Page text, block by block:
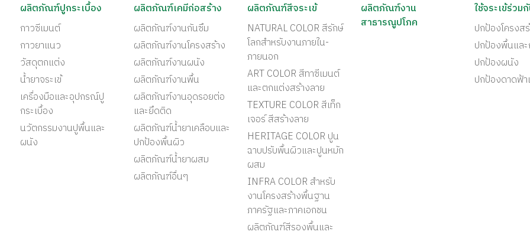
ผลิตภัณฑ์ปูกระเบื้อง
กาวซีเมนต์
กาวยาแนว
วัสดุตกแต่ง
น้ำยาจระเข้
เครื่องมือและอุปกรณ์ปู
กระเบื้อง
นวัตกรรมงานปูพื้นและ
ผนัง
ผลิตภัณฑ์เคมีก่อสร้าง
ผลิตภัณฑ์งานกันซึม
ผลิตภัณฑ์งานโครงสร้าง
ผลิตภัณฑ์งานผนัง
ผลิตภัณฑ์งานพื้น
ผลิตภัณฑ์งานอุดรอยต่อ
และยึดติด
ผลิตภัณฑ์น้ำยาเคลือบและ
ปกป้องพื้นผิว
ผลิตภัณฑ์น้ำยาผสม
ผลิตภัณฑ์อื่นๆ
ผลิตภัณฑ์สีจระเข้
NATURAL COLOR สีรักษ์
โลกสำหรับงานภายใน-
ภายนอก
ART COLOR สีทาซีเมนต์
และตกแต่งสร้างลาย
TEXTURE COLOR สีเท็ก
เจอร์ สีสร้างลาย
HERITAGE COLOR ปูน
ฉาบปรับพื้นผิวและปูนหมัก
ผสม
INFRA COLOR สำหรับ
งานโครงสร้างพื้นฐาน
ภาครัฐและภาคเอกชน
ผลิตภัณฑ์สีรองพื้นและ
ผลิตภัณฑ์งาน
สาธารณูปโภค
ใช้จระเข้ร่วม
ปกป้องโครงส
ปกป้องพื้นแล
ปกป้องผนัง
ปกป้องดาดฟ้